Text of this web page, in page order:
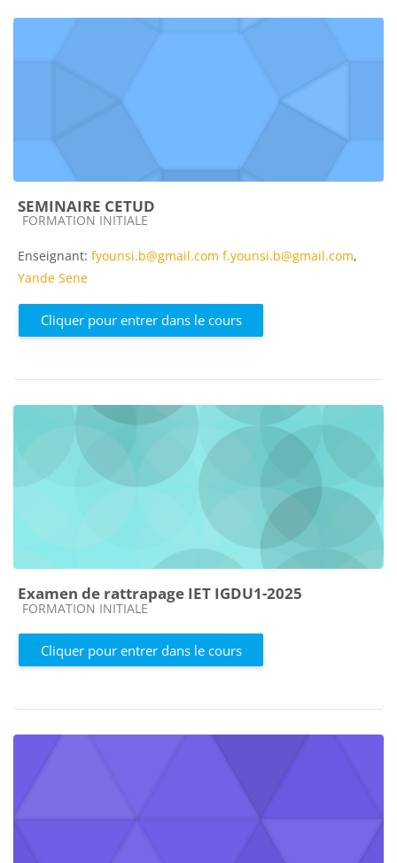
SEMINAIRE CETUD
Catégorie de cours
FORMATION INITIALE
Enseignant: fyounsi.b@gmail.com f.younsi.b@gmail.com,
Yande Sene
Cliquer pour entrer dans le cours
Examen de rattrapage IET IGDU1-2025
Catégorie de cours
FORMATION INITIALE
Cliquer pour entrer dans le cours